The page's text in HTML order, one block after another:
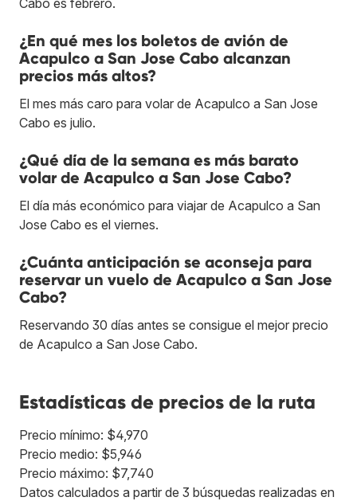
¿En qué mes los boletos de avión de
Acapulco a San Jose Cabo alcanzan
precios más altos?
El mes más caro para volar de Acapulco a San Jose
Cabo es julio.
¿Qué día de la semana es más barato
volar de Acapulco a San Jose Cabo?
El día más económico para viajar de Acapulco a San
Jose Cabo es el viernes.
¿Cuánta anticipación se aconseja para
reservar un vuelo de Acapulco a San Jose
Cabo?
Reservando 30 días antes se consigue el mejor precio
de Acapulco a San Jose Cabo.
Estadísticas de precios de la ruta
Precio mínimo: $4,970
Precio medio: $5,946
Precio máximo: $7,740
Datos calculados a partir de 3 búsquedas realizadas en